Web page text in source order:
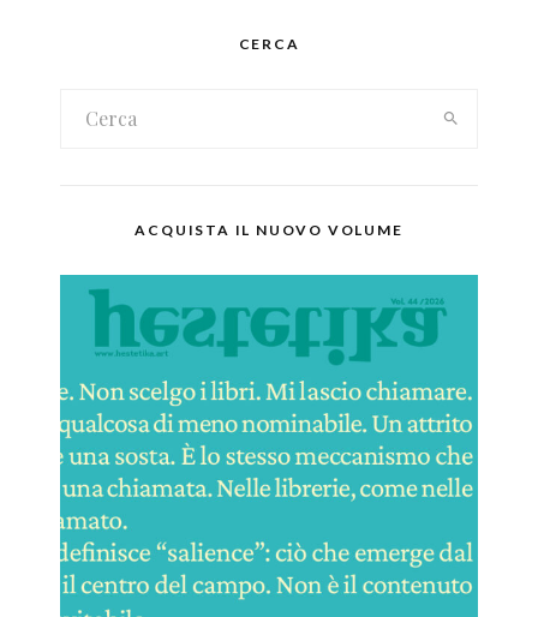
CERCA
ACQUISTA IL NUOVO VOLUME